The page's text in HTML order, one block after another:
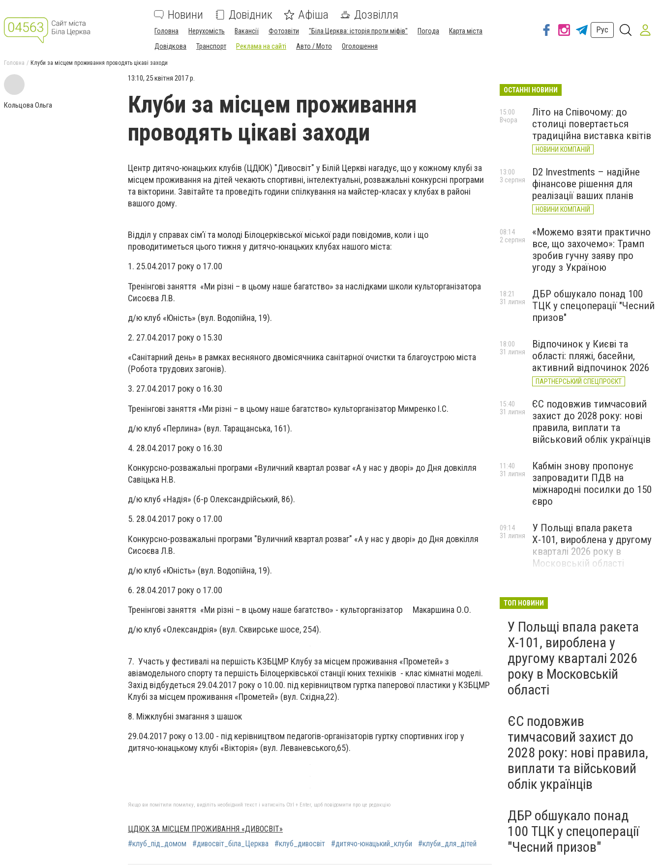
Новини Довідник Афіша Дозвілля
Головна Нерухомість Вакансії Фотозвіти "Біла Церква: історія проти міфів" Погода
Карта міста
Довідкова
Транспорт Реклама на сайті Авто / Мото Оголошення
Рус
Головна Клуби за місцем проживання проводять цікаві заходи
Кольцова Ольга
13:10, 25 квітня 2017 р.
Клуби за місцем проживання
проводять цікаві заходи
Центр дитячо-юнацьких клубів (ЦДЮК) "Дивосвіт" у Білій Церкві нагадує, що у кожному клубі за
місцем проживання на дітей чекають спортивні, інтелектуальні, розважальні конкурсні програми
та вікторини. Завітайте та проведіть години спілкування на майстер-класах у клубах в районі
вашого дому.
Відділ у справах сім’ї та молоді Білоцерківської міської ради повідомив, коли і що
проводитиметься цього тижня у дитячо-юнацьких клубах нашого міста:
1. 25.04.2017 року о 17.00
Тренінгові заняття «Ми різні – в цьому наше багатство» за наслідками школи культорганізатора
Сисоєва Л.В.
д/ю клуб «Юність» (вул. Водопійна, 19).
2. 27.04.2017 року о 15.30
«Санітарний день» в рамках весняного двомісячника санітарної очистки та благоустрою міста
(Робота трудових загонів).
3. 27.04.2017 року о 16.30
Тренінгові заняття «Ми різні – в цьому наше багатство» культорганізатор Мимренко І.С.
д/ю клуб «Перлина» (вул. Таращанська, 161).
4. 28.04.2017 року о 16.30
Конкурсно-розважальні програми «Вуличний квартал розваг «А у нас у дворі» до Дня довкілля
Савіцька Н.В.
д/ю клуб «Надія» (б-р Олександрійський, 86).
5. 28.04.2017 року о 17.00
Конкурсно-розважальні програми "Вуличний квартал розваг" «А у нас у дворі» до Дня довкілля
Сисоєва Л.В.
д/ю клуб «Юність» (вул. Водопійна, 19).
6. 28.04.2017 року о 17.00
Тренінгові заняття «Ми різні – в цьому наше багатство» - культорганізатор Макаршина О.О.
д/ю клуб «Олександрія» (вул. Сквирське шосе, 254).
7. Участь у фестивалі на першість КЗБЦМР Клубу за місцем проживання «Прометей» з
авіамодельного спорту та першість Білоцерківської станції юних техніків - клас кімнатні моделі.
Захід відбудеться 29.04.2017 року о 10.00. під керівництвом гуртка паперової пластики у КЗБЦМР
Клубі за місцем проживання «Прометей» (вул. Східна,22).
8. Міжклубні змагання з шашок
29.04.2017 року о 13.00 - під керівництвом педагогів-організаторів гуртку спортивних ігор у
дитячо-юнацькому клубі «Вікторія» (вул. Леваневського,65).
Якщо ви помітили помилку, виділіть необхідний текст і натисніть Ctrl + Enter, щоб повідомити про це редакцію
ЦДЮК ЗА МІСЦЕМ ПРОЖИВАННЯ «ДИВОСВІТ»
#клуб_під_домом
#дивосвіт_біла_Церква #клуб_дивосвіт #дитячо-юнацький_клуби #клуби_для_дітей
ОСТАННІ НОВИНИ
Літо на Співочому: до
столиці повертається
традиційна виставка квітів
НОВИНИ КОМПАНІЙ
15:00
Вчора
D2 Investments – надійне
фінансове рішення для
реалізації ваших планів
НОВИНИ КОМПАНІЙ
13:00
3 серпня
«Можемо взяти практично
все, що захочемо»: Трамп
зробив гучну заяву про
угоду з Україною
08:14
2 серпня
ДБР обшукало понад 100
ТЦК у спецоперації "Чесний
призов"
18:21
31 липня
Відпочинок у Києві та
області: пляжі, басейни,
активний відпочинок 2026
ПАРТНЕРСЬКИЙ СПЕЦПРОЄКТ
18:00
31 липня
ЄС подовжив тимчасовий
захист до 2028 року: нові
правила, виплати та
військовий облік українців
15:40
31 липня
Кабмін знову пропонує
запровадити ПДВ на
міжнародні посилки до 150
євро
11:40
31 липня
У Польщі впала ракета
Х-101, вироблена у другому
кварталі 2026 року в
Московській області
09:14
31 липня
ТОП НОВИНИ
У Польщі впала ракета
Х-101, вироблена у
другому кварталі 2026
року в Московській
області
ЄС подовжив
тимчасовий захист до
2028 року: нові правила,
виплати та військовий
облік українців
ДБР обшукало понад
100 ТЦК у спецоперації
"Чесний призов"